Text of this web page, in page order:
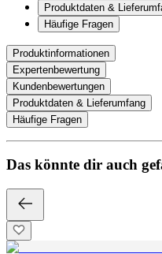
Produktdaten &
Häufige Fragen
Produktinformationen
Expertenbewertung
Kundenbewertungen
Produktdaten & Lieferumfang
Häufige Fragen
Das könnte dir auch